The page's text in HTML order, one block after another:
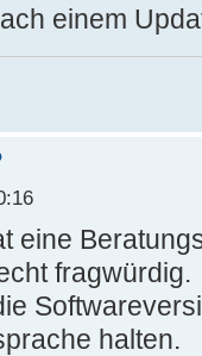
einem
eine
fragwürdig.
halten.